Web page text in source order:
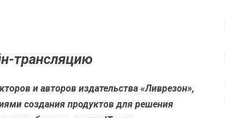
трансляцию
и авторов издательства «Ливрезон»,
создания продуктов для решения